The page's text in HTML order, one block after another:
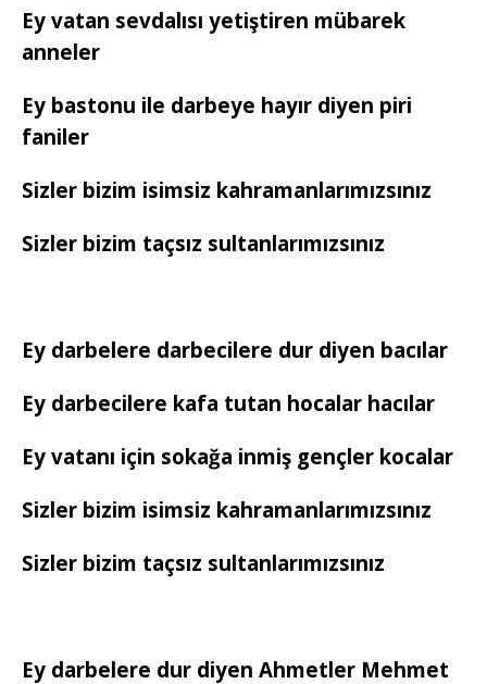
Ey vatan sevdalısı yetiştiren mübarek
anneler
Ey bastonu ile darbeye hayır diyen piri
faniler
Sizler bizim isimsiz kahramanlarımızsınız
Sizler bizim taçsız sultanlarımızsınız
Ey darbelere darbecilere dur diyen bacılar
Ey darbecilere kafa tutan hocalar hacılar
Ey vatanı için sokağa inmiş gençler kocalar
Sizler bizim isimsiz kahramanlarımızsınız
Sizler bizim taçsız sultanlarımızsınız
Ey darbelere dur diyen Ahmetler Mehmet